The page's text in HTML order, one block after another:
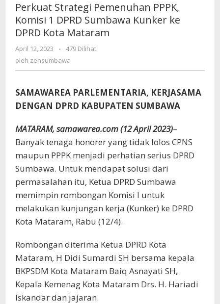
PPPK,
Komisi
1
Sumbawa
ke
Kota
Mataram
Perkuat Strategi Pemenuhan PPPK,
Komisi 1 DPRD Sumbawa Kunker ke
DPRD Kota Mataram
April 12, 2023
oleh
zensumbawa
-
479 Dilihat
oleh zensumbawa
SAMAWAREA PARLEMENTARIA, KERJASAMA
DENGAN DPRD KABUPATEN SUMBAWA
MATARAM, samawarea.com (12 April 2023)–
Banyak tenaga honorer yang tidak lolos CPNS
maupun PPPK menjadi perhatian serius DPRD
Sumbawa. Untuk mendapat solusi dari
permasalahan itu, Ketua DPRD Sumbawa
memimpin rombongan Komisi I untuk
melakukan kunjungan kerja (Kunker) ke DPRD
Kota Mataram, Rabu (12/4).
Rombongan diterima Ketua DPRD Kota
Mataram, H Didi Sumardi SH bersama kepala
BKPSDM Kota Mataram Baiq Asnayati SH,
Kepala Kemenag Kota Mataram Drs. H. Hariadi
Iskandar dan jajaran.